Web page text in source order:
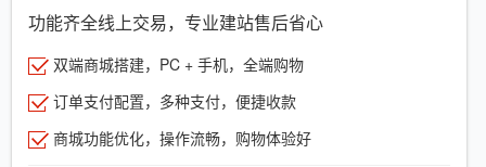
功能齐全线上交易，专业建站售后省心
双端商城搭建，PC + 手机，全端购物
订单支付配置，多种支付，便捷收款
商城功能优化，操作流畅，购物体验好